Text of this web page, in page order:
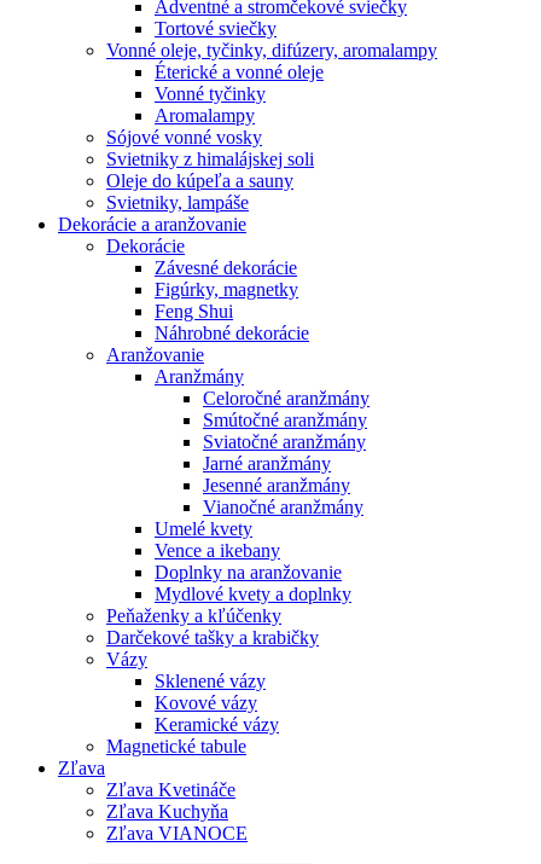
Adventné a stromčekové sviečky
Tortové sviečky
Vonné oleje, tyčinky, difúzery, aromalampy
Éterické a vonné oleje
Vonné tyčinky
Aromalampy
Sójové vonné vosky
Svietniky z himalájskej soli
Oleje do kúpeľa a sauny
Svietniky, lampáše
Dekorácie a aranžovanie
Dekorácie
Závesné dekorácie
Figúrky, magnetky
Feng Shui
Náhrobné dekorácie
Aranžovanie
Aranžmány
Celoročné aranžmány
Smútočné aranžmány
Sviatočné aranžmány
Jarné aranžmány
Jesenné aranžmány
Vianočné aranžmány
Umelé kvety
Vence a ikebany
Doplnky na aranžovanie
Mydlové kvety a doplnky
Peňaženky a kľúčenky
Darčekové tašky a krabičky
Vázy
Sklenené vázy
Kovové vázy
Keramické vázy
Magnetické tabule
Zľava
Zľava Kvetináče
Zľava Kuchyňa
Zľava VIANOCE